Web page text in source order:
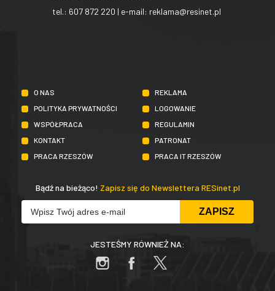
tel.: 607 872 220 | e-mail: reklama@resinet.pl
O NAS
REKLAMA
POLITYKA PRYWATNOŚCI
LOGOWANIE
WSPÓŁPRACA
REGULAMIN
KONTAKT
PATRONAT
PRACA RZESZÓW
PRACA IT RZESZÓW
Bądź na bieżąco! Zapisz się do Newslettera RESinet.pl
JESTEŚMY RÓWNIEŻ NA: